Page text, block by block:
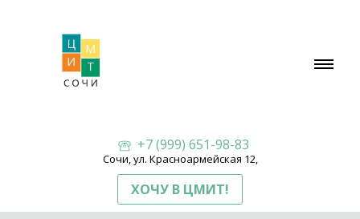
+7 (999) 651-98-83
Сочи, ул. Красноармейская 12,
ХОЧУ В ЦМИТ!